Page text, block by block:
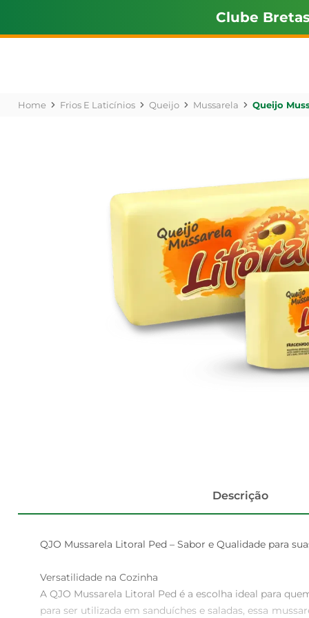
Clube Bretas
Frios E Laticínios Queijo Mussarela Queijo
Descrição
QJO Mussarela Litoral Ped – Sabor e Qualidade para
Versatilidade na Cozinha
A QJO Mussarela Litoral Ped é a escolha ideal para
para ser utilizada em sanduíches e saladas, essa